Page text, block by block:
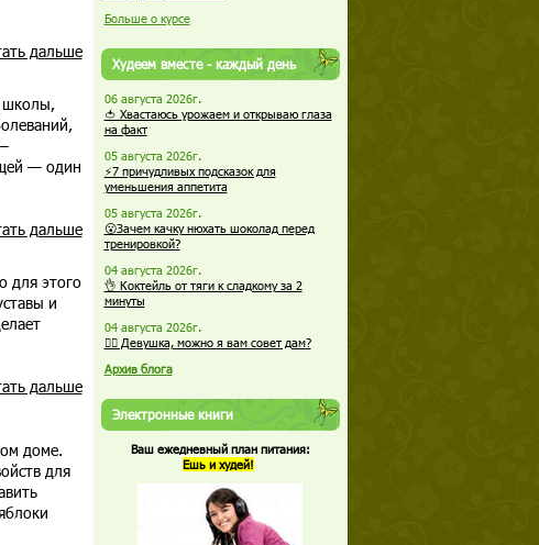
дальше
школы,
— один
дальше
для этого
и
дальше
доме.
для
Больше о курсе
Худеем вместе - каждый день
06 августа 2026г.
🍅 Хвастаюсь урожаем и открываю глаза
на факт
05 августа 2026г.
⚡7 причудливых подсказок для
уменьшения аппетита
05 августа 2026г.
😮Зачем качку нюхать шоколад перед
тренировкой?
04 августа 2026г.
👌 Коктейль от тяги к сладкому за 2
минуты
04 августа 2026г.
🏋️‍♀️ Девушка, можно я вам совет дам?
Архив блога
Электронные книги
Ваш ежедневный план питания:
Ешь и худей!